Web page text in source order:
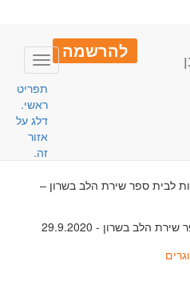
להרשמה
Toggle
תפריט
ראשי.
דלג על
אזור
זה.
לבית ספר שירת הלב בשרון –